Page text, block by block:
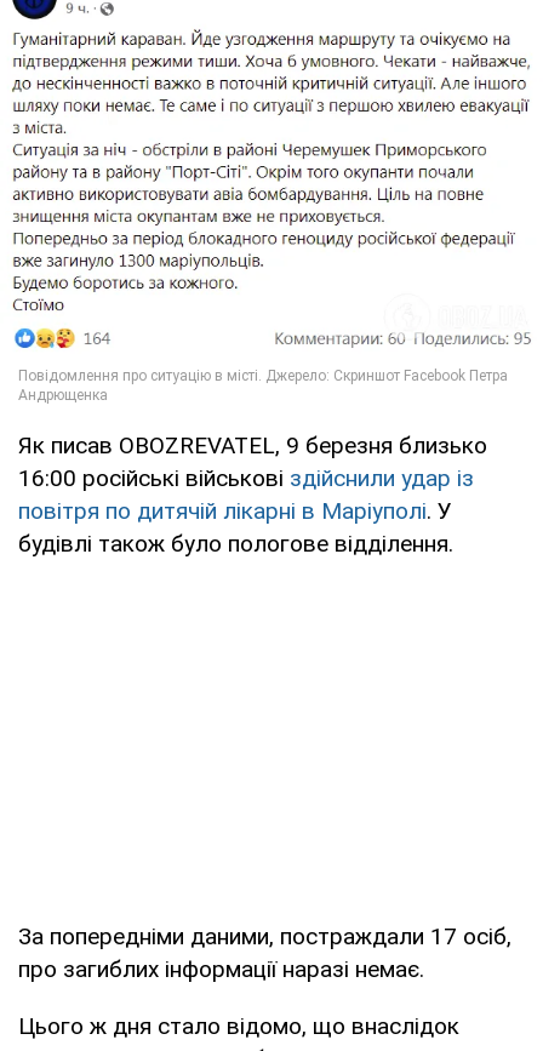
Як писав OBOZREVATEL, 9 березня близько
16:00 російські військові здійснили удар із
повітря по дитячій лікарні в Маріуполі. У
будівлі також було пологове відділення.
За попередніми даними, постраждали 17 осіб,
про загиблих інформації наразі немає.
Цього ж дня стало відомо, що внаслідок